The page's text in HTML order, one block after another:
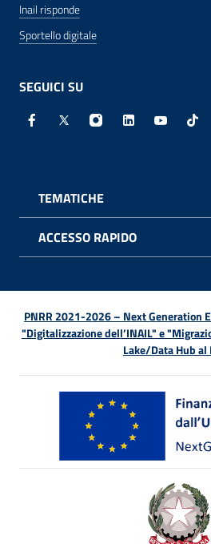
Inail risponde
Sportello digitale
SEGUICI SU
Facebook - Sito esterno -
X - Sito esterno -
Instagram - Sito
Linkedin -
TEMATICHE
ACCESSO RAPIDO
PNRR 2021-2026 – Next Generation
"Digitalizzazione dell’INAIL" e
Lake/Data Hub al